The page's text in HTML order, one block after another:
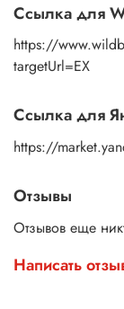
Ссылка для
https://
targetUrl=EX
Ссылка для
https://
Отзывы
Отзывов еще
Написать